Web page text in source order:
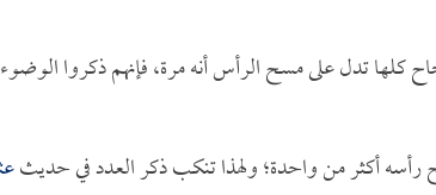
كلها تدل على مسح الرأس أنه مرة، فإنهم ذكروا
رأسه أكثر من واحدة؛ ولهذا تنكب ذكر العدد في حديث